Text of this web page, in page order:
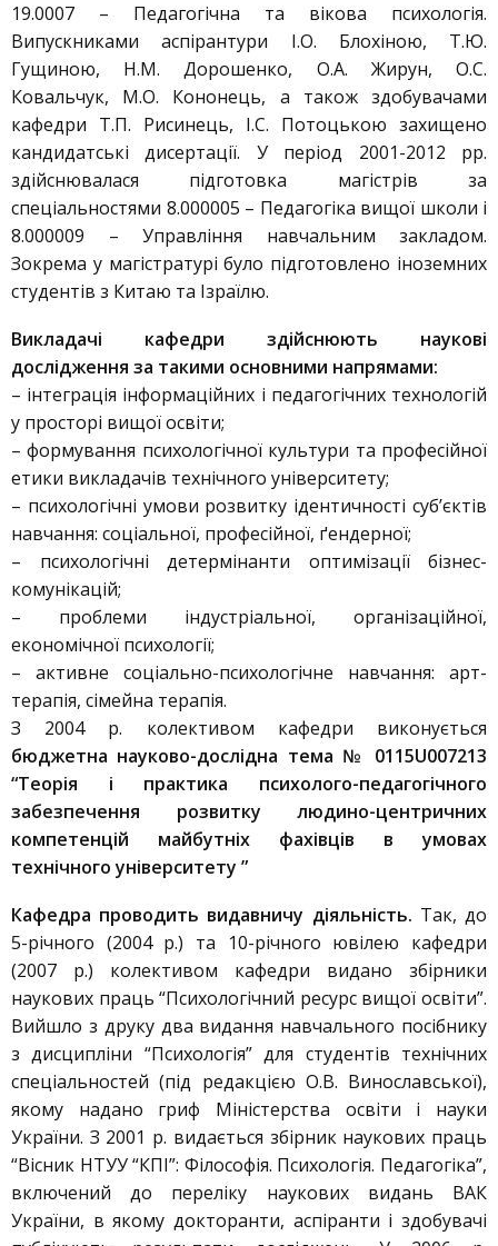
19.0007 – Педагогічна та вікова психологія.
Випускниками аспірантури І.О. Блохіною, Т.Ю.
Гущиною, Н.М. Дорошенко, О.А. Жирун, О.С.
Ковальчук, М.О. Кононець, а також здобувачами
кафедри Т.П. Рисинець, І.С. Потоцькою захищено
кандидатські дисертації. У період 2001-2012 рр.
здійснювалася підготовка магістрів за
спеціальностями 8.000005 – Педагогіка вищої школи і
8.000009 – Управління навчальним закладом.
Зокрема у магістратурі було підготовлено іноземних
студентів з Китаю та Ізраїлю.
Викладачі кафедри здійснюють наукові
дослідження за такими основними напрямами:
– інтеграція інформаційних і педагогічних технологій
у просторі вищої освіти;
– формування психологічної культури та професійної
етики викладачів технічного університету;
– психологічні умови розвитку ідентичності суб’єктів
навчання: соціальної, професійної, ґендерної;
– психологічні детермінанти оптимізації бізнес-
комунікацій;
– проблеми індустріальної, організаційної,
економічної психології;
– активне соціально-психологічне навчання: арт-
терапія, сімейна терапія.
З 2004 р. колективом кафедри виконується
бюджетна науково-дослідна тема № 0115U007213
“Теорія і практика психолого-педагогічного
забезпечення розвитку людино-центричних
компетенцій майбутніх фахівців в умовах
технічного університету ”
Кафедра проводить видавничу діяльність. Так, до
5-річного (2004 р.) та 10-річного ювілею кафедри
(2007 р.) колективом кафедри видано збірники
наукових праць “Психологічний ресурс вищої освіти”.
Вийшло з друку два видання навчального посібнику
з дисципліни “Психологія” для студентів технічних
спеціальностей (під редакцією О.В. Винославської),
якому надано гриф Міністерства освіти і науки
України. З 2001 р. видається збірник наукових праць
“Вісник НТУУ “КПІ”: Філософія. Психологія. Педагогіка”,
включений до переліку наукових видань ВАК
України, в якому докторанти, аспіранти і здобувачі